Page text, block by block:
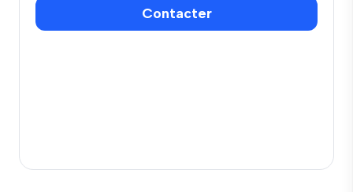
Contacter